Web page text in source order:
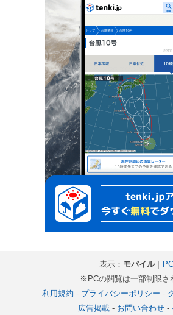
表示： モバイル｜ PC
※PCの閲覧は一部制限さ
利用規約 - プライバシーポリシー -
広告掲載- お問い合わせ-